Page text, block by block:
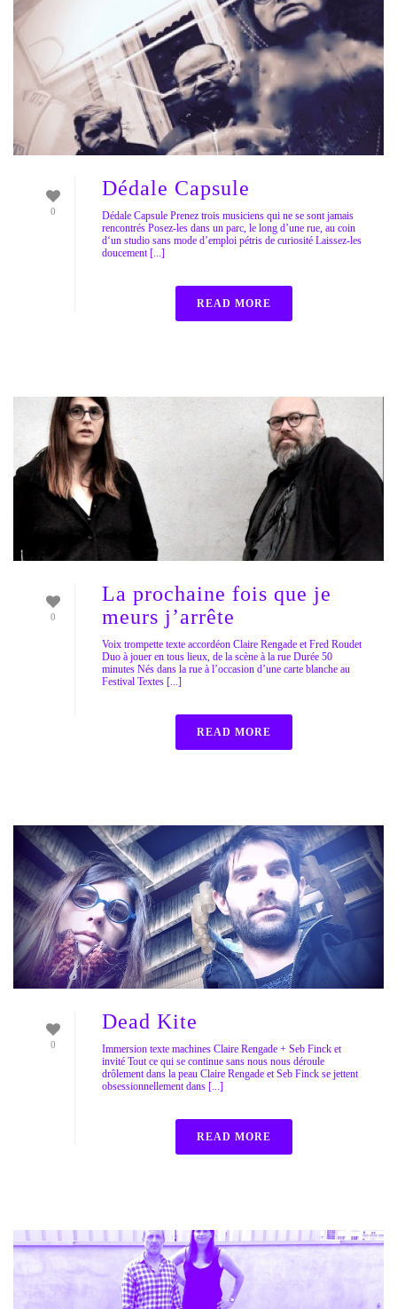
0
Dédale Capsule
Dédale Capsule Prenez trois musiciens qui ne se sont jamais
rencontrés Posez-les dans un parc, le long d’une rue, au coin
d‘un studio sans mode d’emploi pétris de curiosité Laissez-les
doucement [...]
READ MORE
0
La prochaine fois que je
meurs j’arrête
Voix trompette texte accordéon Claire Rengade et Fred Roudet
Duo à jouer en tous lieux, de la scène à la rue Durée 50
minutes Nés dans la rue à l’occasion d’une carte blanche au
Festival Textes [...]
READ MORE
0
Dead Kite
Immersion texte machines Claire Rengade + Seb Finck et
invité Tout ce qui se continue sans nous nous déroule
drôlement dans la peau Claire Rengade et Seb Finck se jettent
obsessionnellement dans [...]
READ MORE